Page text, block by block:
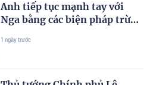
Anh tiếp tục mạnh tay với
Nga bằng các biện pháp trừng
1 ngày trước